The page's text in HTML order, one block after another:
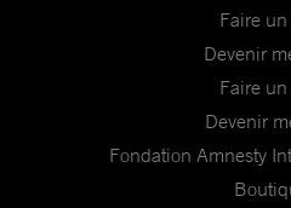
Faire
Devenir
Faire
Devenir
Fondation Amnesty